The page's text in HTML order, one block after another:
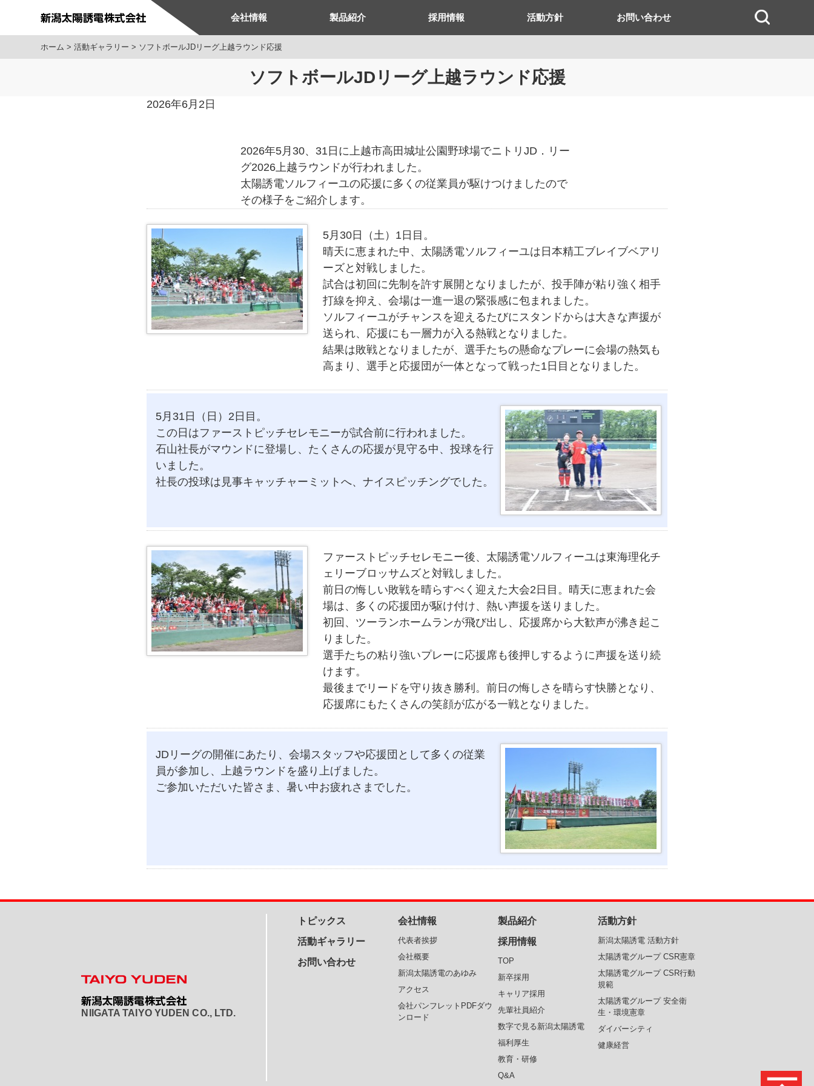
会社情報 製品紹介 採用情報 活動方針 お問い合わせ
ホーム 活動ギャラリー ソフトボールJDリーグ上越ラウンド応援
ソフトボールJDリーグ上越ラウンド応援
2026年6月2日
2026年5月30、31日に上越市高田城址公園野球場でニトリJD．リー
グ2026上越ラウンドが行われました。
太陽誘電ソルフィーユの応援に多くの従業員が駆けつけましたので
その様子をご紹介します。
5月30日（土）1日目。
晴天に恵まれた中、太陽誘電ソルフィーユは日本精工ブレイブベアリ
ーズと対戦しました。
試合は初回に先制を許す展開となりましたが、投手陣が粘り強く相手
打線を抑え、会場は一進一退の緊張感に包まれました。
ソルフィーユがチャンスを迎えるたびにスタンドからは大きな声援が
送られ、応援にも一層力が入る熱戦となりました。
結果は敗戦となりましたが、選手たちの懸命なプレーに会場の熱気も
高まり、選手と応援団が一体となって戦った1日目となりました。
5月31日（日）2日目。
この日はファーストピッチセレモニーが試合前に行われました。
石山社長がマウンドに登場し、たくさんの応援が見守る中、投球を行
いました。
社長の投球は見事キャッチャーミットへ、ナイスピッチングでした。
ファーストピッチセレモニー後、太陽誘電ソルフィーユは東海理化チ
ェリーブロッサムズと対戦しました。
前日の悔しい敗戦を晴らすべく迎えた大会2日目。晴天に恵まれた会
場は、多くの応援団が駆け付け、熱い声援を送りました。
初回、ツーランホームランが飛び出し、応援席から大歓声が沸き起こ
りました。
選手たちの粘り強いプレーに応援席も後押しするように声援を送り続
けます。
最後までリードを守り抜き勝利。前日の悔しさを晴らす快勝となり、
応援席にもたくさんの笑顔が広がる一戦となりました。
JDリーグの開催にあたり、会場スタッフや応援団として多くの従業
員が参加し、上越ラウンドを盛り上げました。
ご参加いただいた皆さま、暑い中お疲れさまでした。
NIIGATA TAIYO YUDEN CO., LTD.
トピックス
活動ギャラリー
お問い合わせ
会社情報
代表者挨拶
会社概要
新潟太陽誘電のあゆみ
アクセス
会社パンフレットPDFダウ
ンロード
製品紹介
採用情報
TOP
新卒採用
キャリア採用
先輩社員紹介
数字で見る新潟太陽誘電
福利厚生
教育・研修
Q&A
活動方針
新潟太陽誘電 活動方針
太陽誘電グループ CSR憲章
太陽誘電グループ CSR行動
規範
太陽誘電グループ 安全衛
生・環境憲章
ダイバーシティ
健康経営